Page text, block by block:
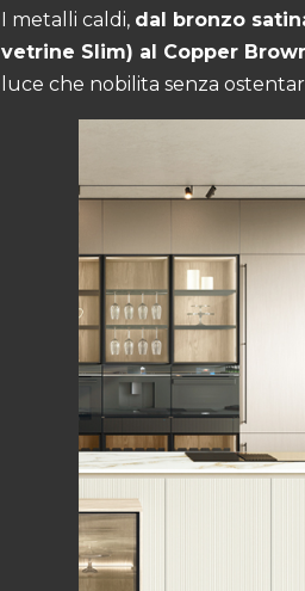
I metalli caldi, dal bronzo
vetrine Slim) al Copper
luce che nobilita senza